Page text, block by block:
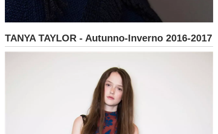
TANYA TAYLOR - Autunno-Inverno 2016-2017